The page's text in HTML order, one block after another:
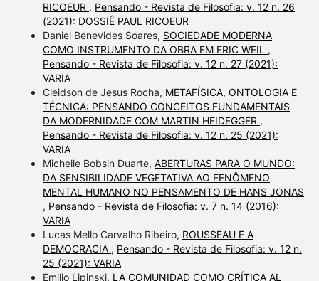
RICOEUR , Pensando - Revista de Filosofia: v. 12 n. 26
(2021): DOSSIÊ PAUL RICOEUR
Daniel Benevides Soares, SOCIEDADE MODERNA
COMO INSTRUMENTO DA OBRA EM ERIC WEIL ,
Pensando - Revista de Filosofia: v. 12 n. 27 (2021):
VARIA
Cleidson de Jesus Rocha, METAFÍSICA, ONTOLOGIA E
TÉCNICA: PENSANDO CONCEITOS FUNDAMENTAIS
DA MODERNIDADE COM MARTIN HEIDEGGER ,
Pensando - Revista de Filosofia: v. 12 n. 25 (2021):
VARIA
Michelle Bobsin Duarte, ABERTURAS PARA O MUNDO:
DA SENSIBILIDADE VEGETATIVA AO FENÔMENO
MENTAL HUMANO NO PENSAMENTO DE HANS JONAS
, Pensando - Revista de Filosofia: v. 7 n. 14 (2016):
VARIA
Lucas Mello Carvalho Ribeiro, ROUSSEAU E A
DEMOCRACIA , Pensando - Revista de Filosofia: v. 12 n.
25 (2021): VARIA
Emilio Lipinski, LA COMUNIDAD COMO CRÍTICA AL